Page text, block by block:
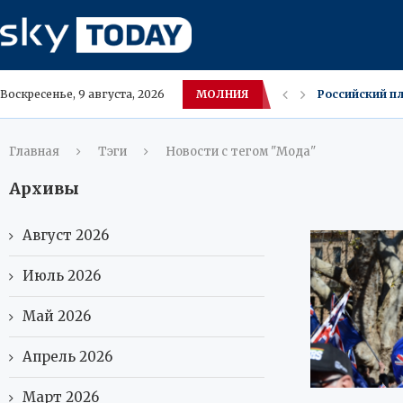
Воскресенье, 9 августа, 2026 МОЛНИЯ Российский
КГБ‑фляжки
В России к
Володин
Для
В Махачкале
Пожар в
Главная Тэги Новости с тегом "Мода"
Архивы
Август 2026
Июль 2026
Май 2026
Апрель 2026
Март 2026